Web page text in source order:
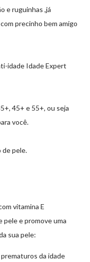
e ruguinhas ,já
precinho bem amigo
idade Idade Expert
45+ e 55+, ou seja
você.
de pele.
vitamina E
pele epromove uma
sua pele:
da idade